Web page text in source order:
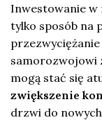
Inwestowanie
tylko sposób na
samorozwojowi
mogą stać się
zwiększenie
drzwi do